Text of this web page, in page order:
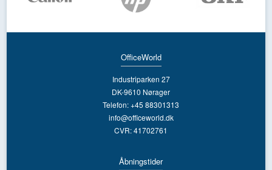
OfficeWorld
Industriparken 27
DK-9610 Nørager
Telefon: +45 88301313
info@officeworld.dk
CVR: 41702761
Åbningstider